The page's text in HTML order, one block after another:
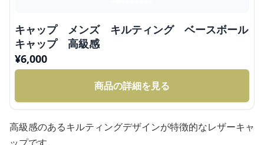
キャップ メンズ キルティング ベースボール
キャップ 高級感
¥6,000
商品の詳細を見る
高級感のあるキルティングデザインが特徴的なレザーキャ